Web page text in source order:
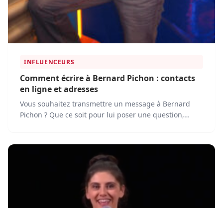
INFLUENCEURS
Comment écrire à Bernard Pichon : contacts
en ligne et adresses
Vous souhaitez transmettre un message à Bernard
Pichon ? Que ce soit pour lui poser une question,